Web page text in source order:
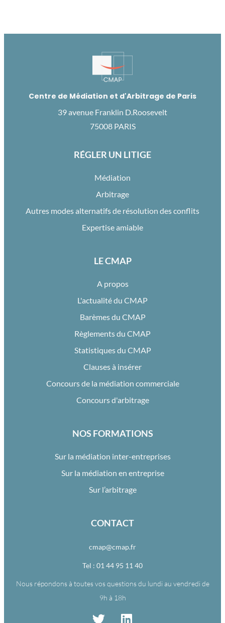
Centre de Médiation et d'Arbitrage de Paris
39 avenue Franklin D.Roosevelt
75008 PARIS
RÉGLER UN LITIGE
Médiation
Arbitrage
Autres modes alternatifs de résolution des conflits
Expertise amiable
LE CMAP
A propos
L'actualité du CMAP
Barèmes du CMAP
Règlements du CMAP
Statistiques du CMAP
Clauses à insérer
Concours de la médiation commerciale
Concours d'arbitrage
NOS FORMATIONS
Sur la médiation inter-entreprises
Sur la médiation en entreprise
Sur l’arbitrage
CONTACT
cmap@cmap.fr
Tel : 01 44 95 11 40
Nous répondons à toutes vos questions du lundi au vendredi de
9h à 18h